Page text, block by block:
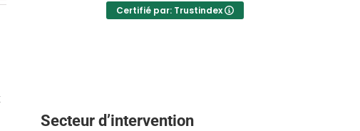
Certifié par: Trustindex
Secteur d’intervention